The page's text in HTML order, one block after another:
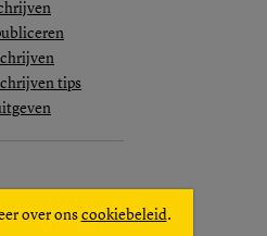
over ons cookiebeleid.
tips
schrijven